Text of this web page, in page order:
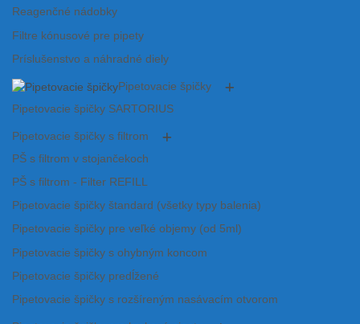
Reagenčné nádobky
Filtre kónusové pre pipety
Príslušenstvo a náhradné diely
Pipetovacie špičky
Pipetovacie špičky SARTORIUS
Pipetovacie špičky s filtrom
PŠ s filtrom v stojančekoch
PŠ s filtrom - Filter REFILL
Pipetovacie špičky štandard (všetky typy balenia)
Pipetovacie špičky pre veľké objemy (od 5ml)
Pipetovacie špičky s ohybným koncom
Pipetovacie špičky predĺžené
Pipetovacie špičky s rozšíreným nasávacím otvorom